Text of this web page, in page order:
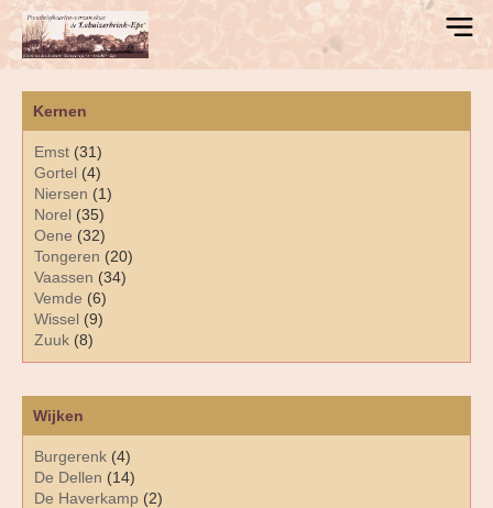
Kernen
Emst (31)
Gortel (4)
Niersen (1)
Norel (35)
Oene (32)
Tongeren (20)
Vaassen (34)
Vemde (6)
Wissel (9)
Zuuk (8)
Wijken
Burgerenk (4)
De Dellen (14)
De Haverkamp (2)